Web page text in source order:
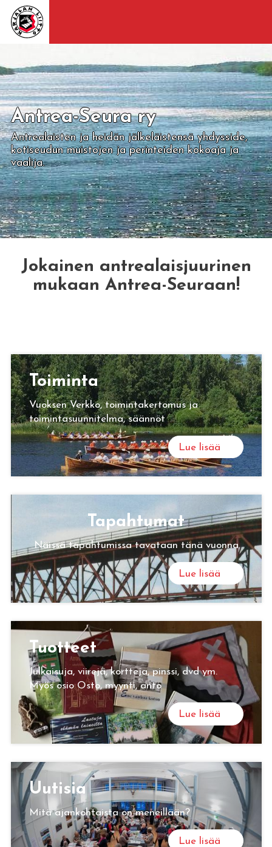
Antrea-Seura ry
Antrealaisten ja heidän jälkeläistensä yhdysside,
kotiseudun muistojen ja perinteiden kokoaja ja
vaalija.
Jokainen antrealaisjuurinen
mukaan Antrea-Seuraan!
Toi­min­ta
Vuoksen Verkko, toimintakertomus ja
toimintasuunnitelma, säännöt
Lue lisää
Ta­pah­tu­mat
Näissä tapahtumissa tavataan tänä vuonna
Lue lisää
Tuot­teet
Julkaisuja, viirejä, kortteja, pinssi, dvd ym.
Myös osio Osto, myynti, anto
Lue lisää
Uu­ti­sia
Mitä ajankohtaista on meneillään?
Lue lisää